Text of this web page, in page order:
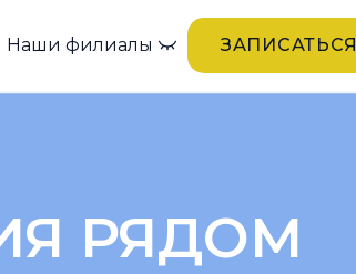
Наши филиалы ЗАПИСАТЬСЯ
РЯДОМ